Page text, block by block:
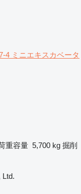
4 ミニエキスカベータ
重容量 5,700 kg 掘削
Ltd.